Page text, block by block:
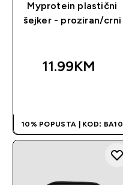
Myprotein plastični
šejker - proziran/crni
11.99KM‎
10% POPUSTA | KOD: BA10